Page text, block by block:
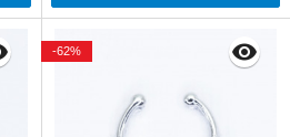
-62%